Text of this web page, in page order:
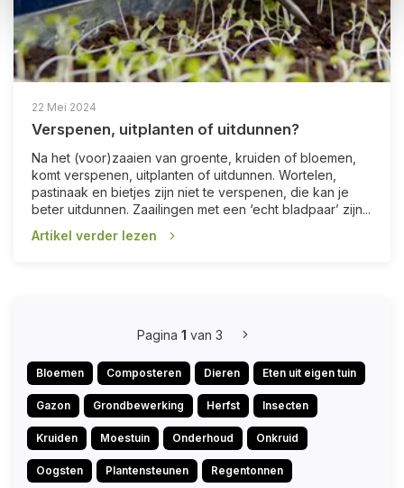
22 Mei 2024
Verspenen, uitplanten of uitdunnen?
Na het (voor)zaaien van groente, kruiden of bloemen,
komt verspenen, uitplanten of uitdunnen. Wortelen,
pastinaak en bietjes zijn niet te verspenen, die kan je
beter uitdunnen. Zaailingen met een ‘echt bladpaar’ zijn...
Artikel verder lezen
Pagina 1 van 3
Bloemen Composteren Dieren Eten uit eigen tuin
Gazon Grondbewerking Herfst Insecten
Kruiden Moestuin Onderhoud Onkruid
Oogsten Plantensteunen Regentonnen